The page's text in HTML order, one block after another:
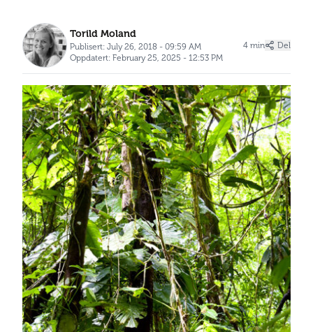
Torild Moland
Publisert: July 26, 2018 - 09:59 AM
Oppdatert: February 25, 2025 - 12:53 PM
4 min Del